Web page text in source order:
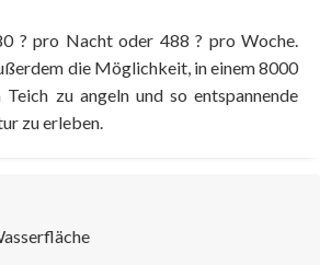
? pro Nacht oder 488 ? pro Woche.
die Möglichkeit, in einem 8000
zu angeln und so entspannende
zu erleben.